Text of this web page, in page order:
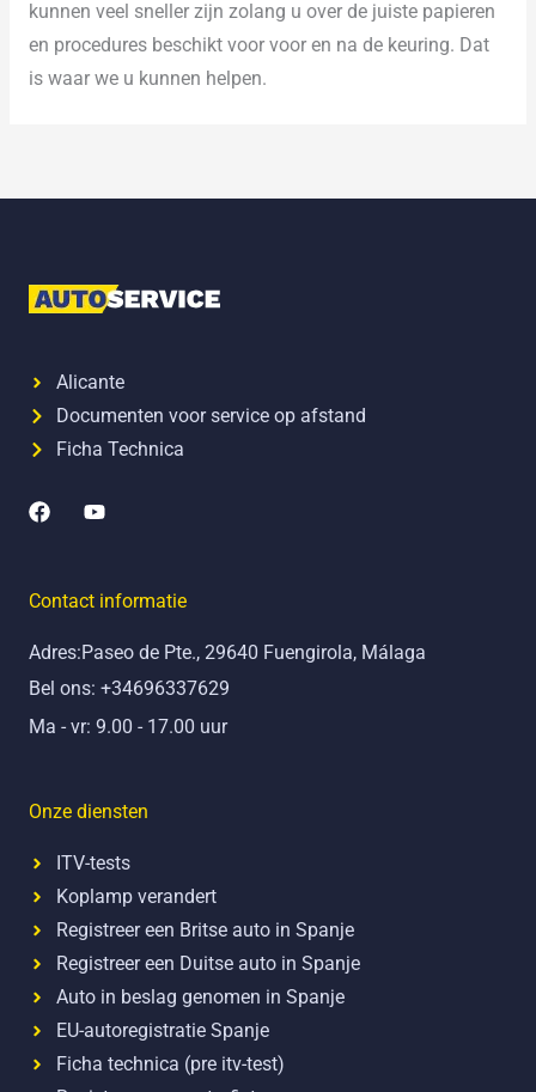
kunnen veel sneller zijn zolang u over de juiste papieren
en procedures beschikt voor voor en na de keuring. Dat
is waar we u kunnen helpen.
Alicante
Documenten voor service op afstand
Ficha Technica
F
a
b
o
k
Y
u
b
Contact informatie
Adres:Paseo de Pte., 29640 Fuengirola, Málaga
Bel ons: +34696337629
Ma - vr: 9.00 - 17.00 uur
Onze diensten
ITV-tests
Koplamp verandert
Registreer een Britse auto in Spanje
Registreer een Duitse auto in Spanje
Auto in beslag genomen in Spanje
EU-autoregistratie Spanje
Ficha technica (pre itv-test)